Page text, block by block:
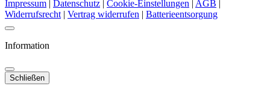
Impressum | Datenschutz | Cookie-Einstellungen | AGB |
Widerrufsrecht | Vertrag widerrufen | Batterieentsorgung
Information
Schließen